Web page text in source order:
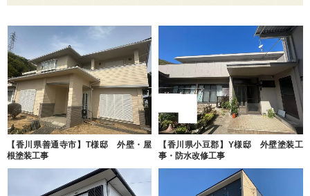
【香川県善通寺市】T様邸 外壁・屋
根塗装工事
【香川県小豆郡】Y様邸 外壁塗装工
事・防水改修工事